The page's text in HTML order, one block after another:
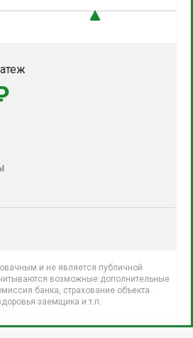
и не является публичной
возможные дополнительные
банка, страхование объекта
заемщика и т.п.